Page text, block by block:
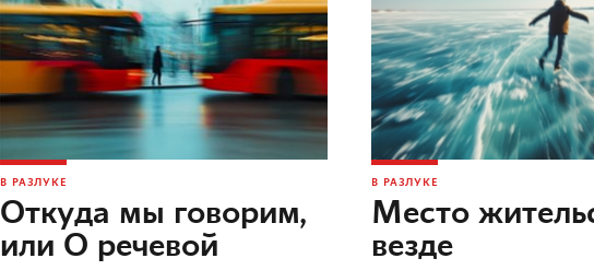
В РАЗЛУКЕ
Откуда мы говорим,
или О речевой
В РАЗЛУКЕ
Место
везде